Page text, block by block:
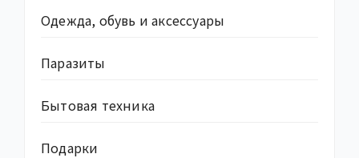
Одежда, обувь и аксессуары
Паразиты
Бытовая техника
Подарки